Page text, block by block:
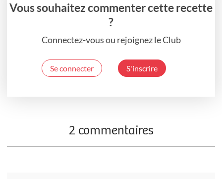
Vous souhaitez commenter cette recette
?
Connectez-vous ou rejoignez le Club
Se connecter S'inscrire
2 commentaires